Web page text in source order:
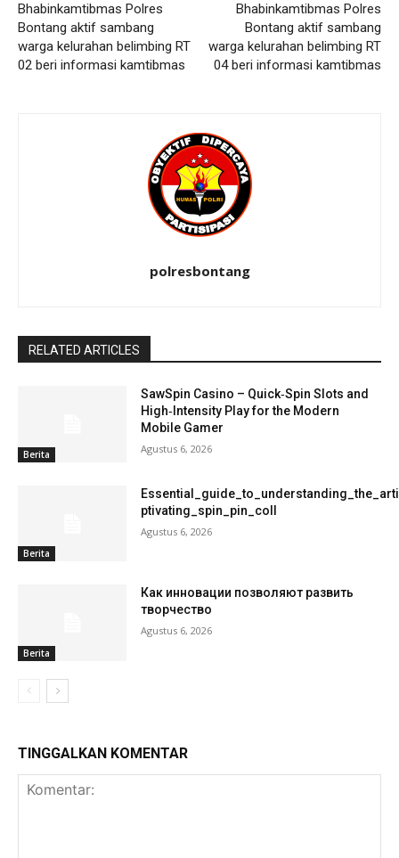
Bhabinkamtibmas Polres
Bontang aktif sambang
warga kelurahan belimbing RT
02 beri informasi kamtibmas
Bhabinkamtibmas Polres
Bontang aktif sambang
warga kelurahan belimbing RT
04 beri informasi kamtibmas
polresbontang
RELATED ARTICLES
Berita
SawSpin Casino – Quick‑Spin Slots and
High‑Intensity Play for the Modern
Mobile Gamer
Agustus 6, 2026
Berita
ptivating_spin_pin_coll
Agustus 6, 2026
Berita
Как инновации позволяют развить
творчество
Agustus 6, 2026
TINGGALKAN KOMENTAR